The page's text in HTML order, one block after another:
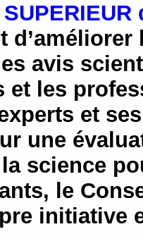
avis
et les
et
une
science
le
initiative